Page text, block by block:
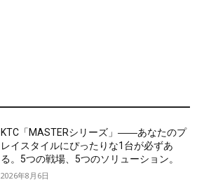
KTC「MASTERシリーズ」――あなたのプ
レイスタイルにぴったりな1台が必ずあ
る。5つの戦場、5つのソリューション。
2026年8月6日